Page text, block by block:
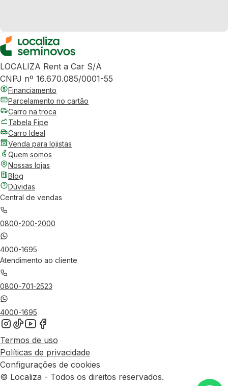
LOCALIZA Rent a Car S/A
CNPJ nº 16.670.085/0001-55
Financiamento
Parcelamento no cartão
Carro na troca
Tabela Fipe
Carro Ideal
Venda para lojistas
Quem somos
Nossas lojas
Blog
Dúvidas
Central de vendas
0800-200-2000
4000-1695
Atendimento ao cliente
0800-701-2523
4000-1695
Termos de uso
Políticas de privacidade
Configurações de cookies
© Localiza - Todos os direitos reservados.